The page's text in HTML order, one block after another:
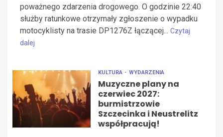
poważnego zdarzenia drogowego. O godzinie 22:40
służby ratunkowe otrzymały zgłoszenie o wypadku
motocyklisty na trasie DP1276Z łączącej... Czytaj
dalej
KULTURA WYDARZENIA
Muzyczne plany na
czerwiec 2027:
burmistrzowie
Szczecinka i Neustrelitz
współpracują!